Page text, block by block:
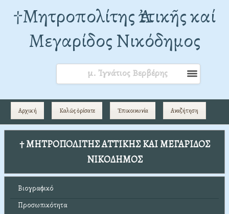
†Mητροπολίτης Ἀττικῆς καί
Μεγαρίδος Νικόδημος
μ. Ἰγνάτιος Βερβέρης
Αρχική Καλῶς ὁρίσατε Ἐπικοινωνία Αναζήτηση
† ΜΗΤΡΟΠΟΛΙΤΗΣ ΑΤΤΙΚΗΣ ΚΑΙ ΜΕΓΑΡΙΔΟΣ
ΝΙΚΟΔΗΜΟΣ
Βιογραφικό
Προσωπικότητα